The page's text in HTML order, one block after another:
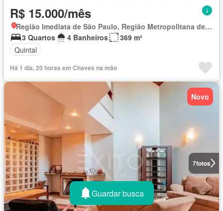
R$ 15.000/mês
Região Imediata de São Paulo, Região Metropolitana de São Paulo
3 Quartos
4 Banheiros
369 m²
Quintal
Há 1 dia, 20 horas em Chaves na mão
7fotos
Novo
Guardar busca